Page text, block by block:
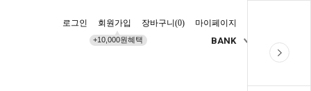
로그인 회원가입
+10,000원혜택
장바구니(0) 마이페이지
BANK